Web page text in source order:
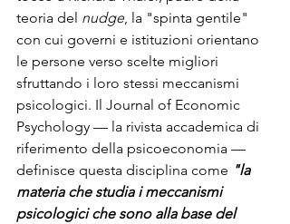
teoria del nudge, la "spinta gentile"
con cui governi e istituzioni orientano
le persone verso scelte migliori
sfruttando i loro stessi meccanismi
psicologici. Il Journal of Economic
Psychology — la rivista accademica di
riferimento della psicoeconomia —
definisce questa disciplina come "la
materia che studia i meccanismi
psicologici che sono alla base del